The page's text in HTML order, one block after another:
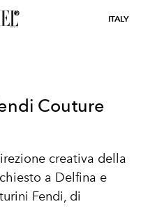
ITALY
Couture
creativa della
a Delfina e
Fendi, di